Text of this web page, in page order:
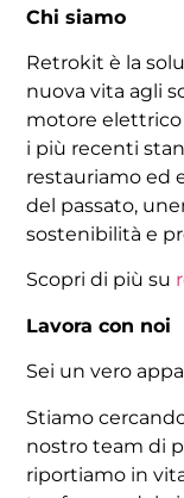
Chi siamo
Retrokit è la
nuova vita agli
motore
i più recenti
restauriamo ed
del passato,
sostenibilità e
Scopri di più su
Lavora con noi
Sei un vero
Stiamo
nostro team di
riportiamo in